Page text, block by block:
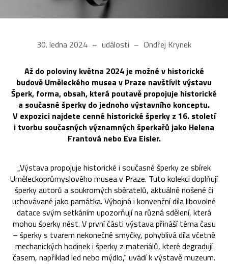
30. ledna 2024 události Ondřej Krynek
Až do poloviny května 2024 je možné v historické
budově Uměleckého musea v Praze navštívit výstavu
Šperk, forma, obsah, která poutavě propojuje historické
a současné šperky do jednoho výstavního konceptu.
V expozici najdete cenné historické šperky z 16. století
i tvorbu současných významných šperkařů jako Helena
Frantová nebo Eva Eisler.
„Výstava propojuje historické i současné šperky ze sbírek
Uměleckoprůmyslového musea v Praze. Tuto kolekci doplňují
šperky autorů a soukromých sběratelů, aktuálně nošené či
uchovávané jako památka. Výbojná i konvenční díla libovolné
datace svým setkáním upozorňují na různá sdělení, která
mohou šperky nést. V první části výstava přináší téma času
– šperky s tvarem nekonečné smyčky, pohyblivá díla včetně
mechanických hodinek i šperky z materiálů, které degradují
časem, například led nebo mýdlo,“ uvádí k výstavě muzeum.